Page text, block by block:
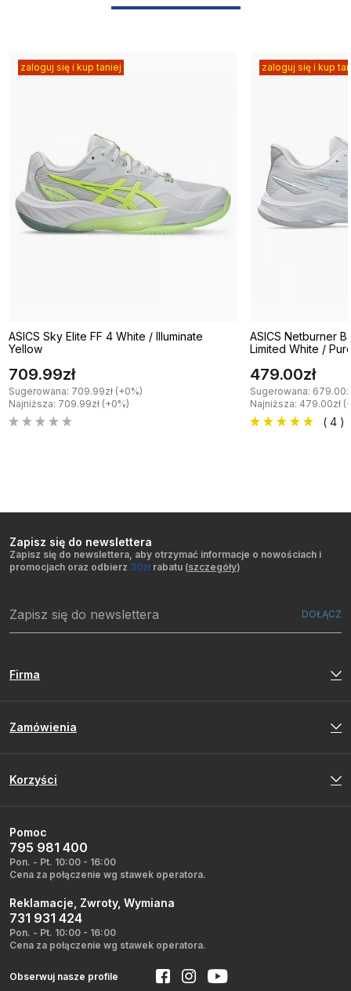
zaloguj się i kup taniej
ASICS Sky Elite FF 4 White / Illuminate
Yellow
709.99zł
Sugerowana: 709.99zł (+0%)
Najniższa: 709.99zł (+0%)
zaloguj się i kup
ASICS Netburner
Limited White /
479.00zł
Sugerowana:
Najniższa: 479.00zł
( 4 )
Zapisz się do newslettera
Zapisz się do newslettera, aby otrzymać informacje o nowościach i
promocjach oraz odbierz 30zł rabatu (szczegóły)
Firma
Zamówienia
Korzyści
Pomoc
795 981 400
Pon. - Pt. 10:00 - 16:00
Cena za połączenie wg stawek operatora.
Reklamacje, Zwroty, Wymiana
731 931 424
Pon. - Pt. 10:00 - 16:00
Cena za połączenie wg stawek operatora.
Obserwuj nasze profile